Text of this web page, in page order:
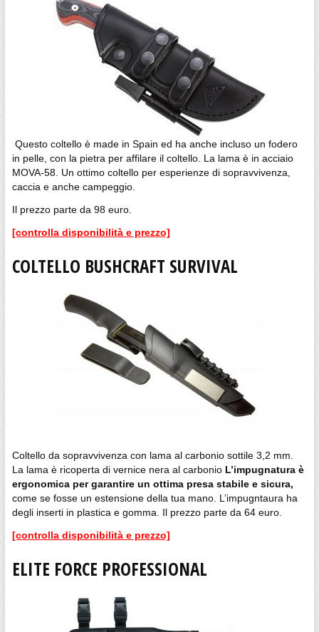
Questo coltello è made in Spain ed ha anche incluso un fodero
in pelle, con la pietra per affilare il coltello. La lama è in acciaio
MOVA-58. Un ottimo coltello per esperienze di sopravvivenza,
caccia e anche campeggio.
Il prezzo parte da 98 euro.
[controlla disponibilità e prezzo]
COLTELLO BUSHCRAFT SURVIVAL
Coltello da sopravvivenza con lama al carbonio sottile 3,2 mm.
La lama è ricoperta di vernice nera al carbonio L’impugnatura è
ergonomica per garantire un ottima presa stabile e sicura,
come se fosse un estensione della tua mano. L’impugntaura ha
degli inserti in plastica e gomma. Il prezzo parte da 64 euro.
[controlla disponibilità e prezzo]
ELITE FORCE PROFESSIONAL